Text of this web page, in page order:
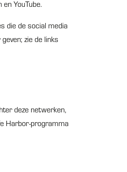
YouTube.
die de social media
zie de links
deze netwerken,
Harbor-programma